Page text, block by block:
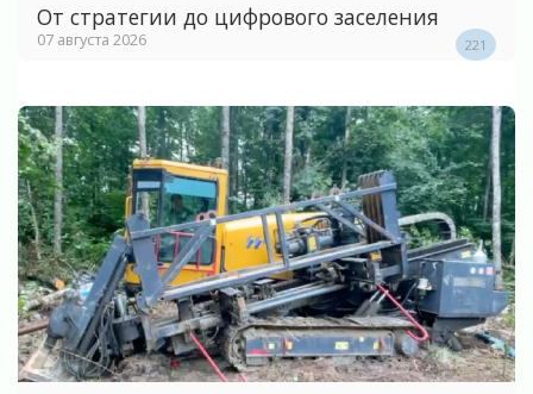
От стратегии до цифрового заселения
07 августа 2026 221